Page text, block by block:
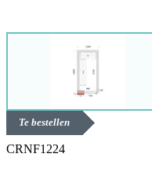
Te bestellen
CRNF1224